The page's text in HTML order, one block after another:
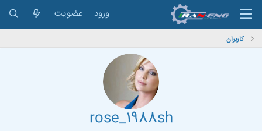
ورود عضویت
کاربران
rose_1988sh